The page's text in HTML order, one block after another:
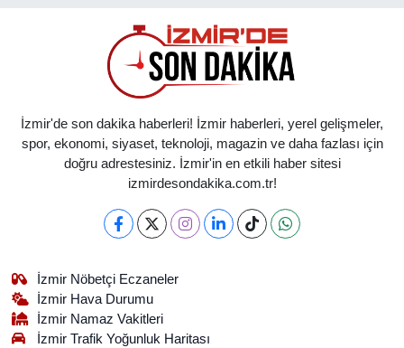
İzmir'de son dakika haberleri! İzmir haberleri, yerel gelişmeler,
spor, ekonomi, siyaset, teknoloji, magazin ve daha fazlası için
doğru adrestesiniz. İzmir'in en etkili haber sitesi
izmirdesondakika.com.tr!
İzmir Nöbetçi Eczaneler
İzmir Hava Durumu
İzmir Namaz Vakitleri
İzmir Trafik Yoğunluk Haritası